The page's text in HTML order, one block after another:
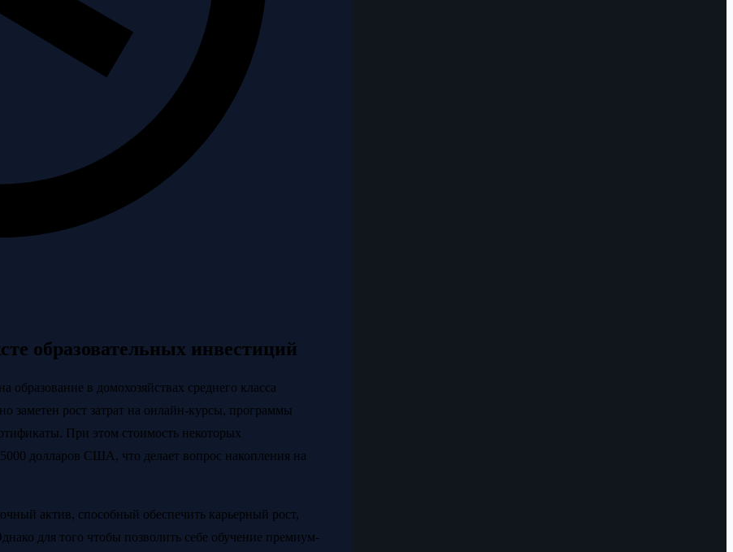
образовательных инвестиций
образование в домохозяйствах среднего класса
заметен рост затрат на онлайн-курсы, программы
При этом стоимость некоторых
долларов США, что делает вопрос накопления на
актив, способный обеспечить карьерный рост,
для того чтобы позволить себе обучение премиум-